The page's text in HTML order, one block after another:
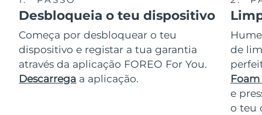
Desbloqueia o teu dispositivo
Começa por desbloquear o teu
dispositivo e registar a tua garantia
através da aplicação FOREO For You.
Descarrega a aplicação.
de
Foam
e
o teu